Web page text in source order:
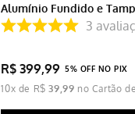
Alumínio Fundido e
Craqueado Tropeira
3
R$ 399,99 5% OFF NO PIX
10x de R$ 39,99